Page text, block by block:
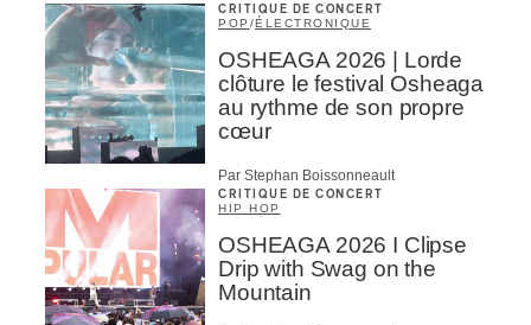
CRITIQUE DE CONCERT
POP /ÉLECTRONIQUE
OSHEAGA 2026 | Lorde
clôture le festival Osheaga
au rythme de son propre
cœur
Par Stephan Boissonneault
CRITIQUE DE CONCERT
HIP HOP
OSHEAGA 2026 I Clipse
Drip with Swag on the
Mountain